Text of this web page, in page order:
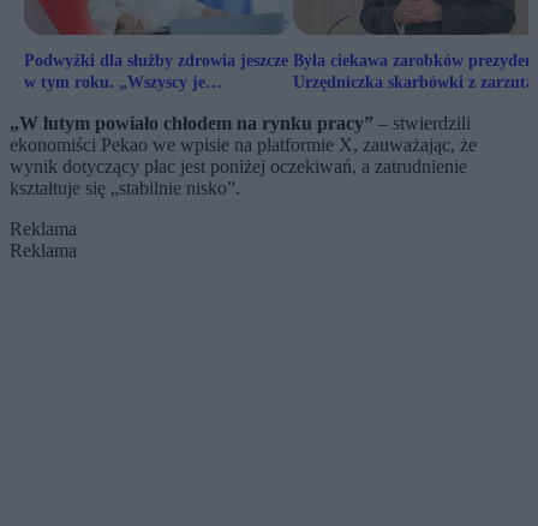
Podwyżki dla służby zdrowia jeszcze
w tym roku. „Wszyscy je
Była ciekawa zarobków
Urzędniczka skarbówki z
„W lutym powiało chłodem na rynku pracy” – stwierdzili
ekonomiści Pekao we wpisie na platformie X, zauważając, że
wynik dotyczący płac jest poniżej oczekiwań, a zatrudnienie
kształtuje się „stabilnie nisko”.
Reklama
Reklama